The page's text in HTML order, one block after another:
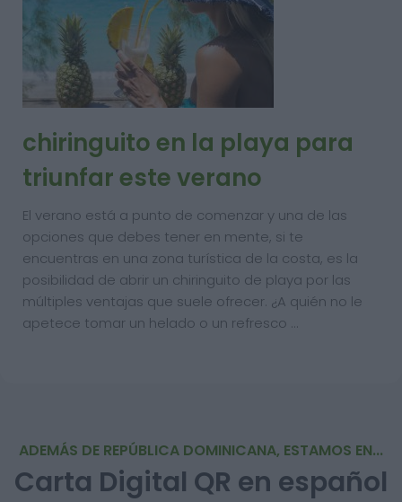
chiringuito en la playa para
triunfar este verano
El verano está a punto de comenzar y una de las
opciones que debes tener en mente, si te
encuentras en una zona turística de la costa, es la
posibilidad de abrir un chiringuito de playa por las
múltiples ventajas que suele ofrecer. ¿A quién no le
apetece tomar un helado o un refresco …
ADEMÁS DE REPÚBLICA DOMINICANA, ESTAMOS EN...
Carta Digital QR en español